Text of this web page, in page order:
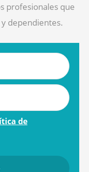
profesionales que
dependientes.
de